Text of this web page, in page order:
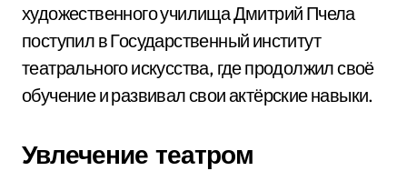
художественного училища Дмитрий Пчела
поступил в Государственный институт
театрального искусства, где продолжил своё
обучение и развивал свои актёрские навыки.
Увлечение театром